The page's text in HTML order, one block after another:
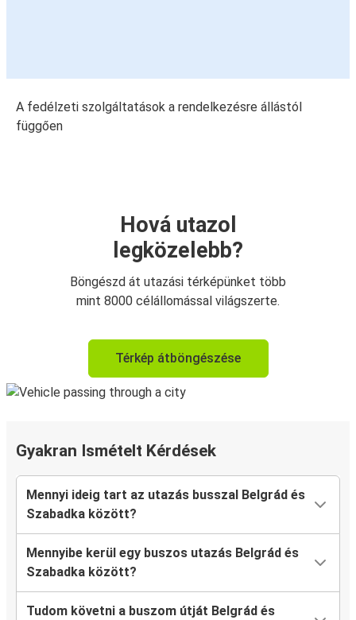
A fedélzeti szolgáltatások a rendelkezésre állástól
függően
Hová utazol
legközelebb?
Böngészd át utazási térképünket több
mint 8000 célállomással világszerte.
Térkép átböngészése
Gyakran Ismételt Kérdések
Mennyi ideig tart az utazás busszal Belgrád és
Szabadka között?
Mennyibe kerül egy buszos utazás Belgrád és
Szabadka között?
Tudom követni a buszom útját Belgrád és